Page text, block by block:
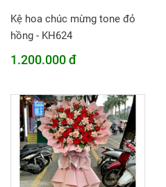
Kệ hoa chúc mừng tone đỏ
hồng - KH624
1.200.000 đ